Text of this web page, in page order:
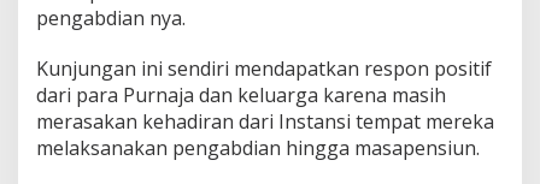
pengabdian nya.
Kunjungan ini sendiri mendapatkan respon positif
dari para Purnaja dan keluarga karena masih
merasakan kehadiran dari Instansi tempat mereka
melaksanakan pengabdian hingga masapensiun.